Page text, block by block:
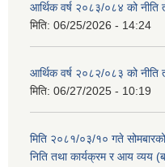
आर्थिक वर्ष २०८३/०८४ को नीति
मिति: 06/25/2026 - 14:24
आर्थिक वर्ष २०८२/०८३ को नीति
मिति: 06/27/2025 - 10:19
मिति २०८१/०३/१० गते
निति तथा कार्यक्रम र आय व्यय